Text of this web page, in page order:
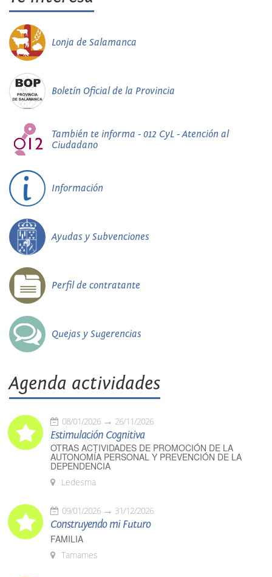
Lonja de Salamanca
Boletín Oficial de la Provincia
También te informa - 012 CyL - Atención al
Ciudadano
Información
Ayudas y Subvenciones
Perfil de contratante
Quejas y Sugerencias
Agenda actividades
08/01/2026 26/11/2026
Estimulación Cognitiva
OTRAS ACTIVIDADES DE PROMOCIÓN DE LA
AUTONOMÍA PERSONAL Y PREVENCIÓN DE LA
DEPENDENCIA
Ledesma
09/01/2026 31/12/2026
Construyendo mi Futuro
FAMILIA
Tamames